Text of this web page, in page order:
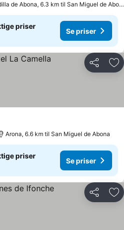
Granadilla de Abona, 6.3 km til San Miguel de Abona
priser
Se priser
Del
Arona, 6.6 km til San Miguel de Abona
priser
Se priser
Del